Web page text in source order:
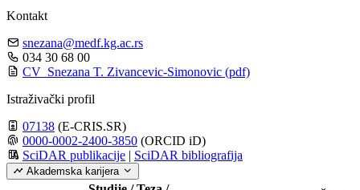
Kontakt
snezana@medf.kg.ac.rs
034 30 68 00
CV_Snezana T. Zivancevic-Simonovic (pdf)
Istraživački profil
07138 (E-CRIS.SR)
0000-0002-2400-3850 (ORCID iD)
SciDAR publikacije | SciDAR bibliografija
Akademska karijera